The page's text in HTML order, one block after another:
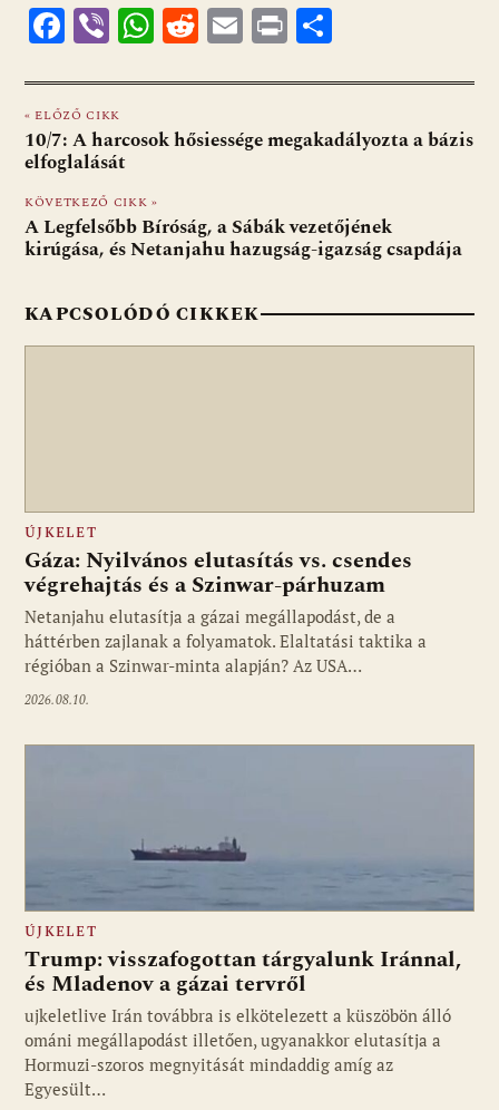
F
e
b
o
o
k
Vi
er
W
at
s
p
p
R
d
di
E
ai
l
Pr
t za
m
« ELŐZŐ CIKK
10/7: A harcosok hősiessége megakadályozta a bázis
elfoglalását
KÖVETKEZŐ CIKK »
A Legfelsőbb Bíróság, a Sábák vezetőjének
kirúgása, és Netanjahu hazugság-igazság csapdája
KAPCSOLÓDÓ CIKKEK
ÚJKELET
Gáza: Nyilvános elutasítás vs. csendes
végrehajtás és a Szinwar-párhuzam
Netanjahu elutasítja a gázai megállapodást, de a
háttérben zajlanak a folyamatok. Elaltatási taktika a
régióban a Szinwar-minta alapján? Az USA…
2026.08.10.
Fotó: ujkelet.live
ÚJKELET
Trump: visszafogottan tárgyalunk Iránnal,
és Mladenov a gázai tervről
ujkeletlive Irán továbbra is elkötelezett a küszöbön álló
ománi megállapodást illetően, ugyanakkor elutasítja a
Hormuzi-szoros megnyitását mindaddig amíg az
Egyesült…